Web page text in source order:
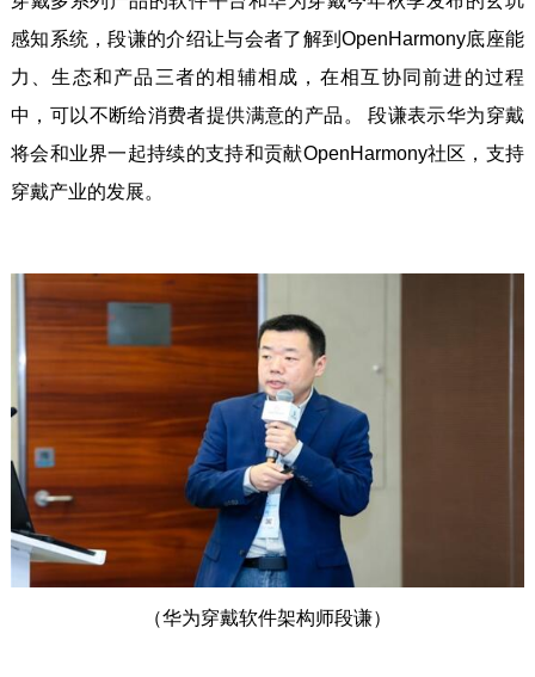
感知系统，段谦的介绍让与会者了解到OpenHarmony底座能
力、生态和产品三者的相辅相成，在相互协同前进的过程
中，可以不断给消费者提供满意的产品。 段谦表示华为穿戴
将会和业界一起持续的支持和贡献OpenHarmony社区，支持
穿戴产业的发展。
（华为穿戴软件架构师段谦）